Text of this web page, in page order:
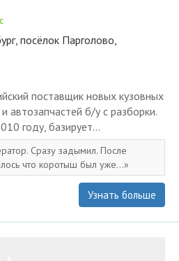
посёлок Парголово,
поставщик новых кузовных
автозапчастей б/у с разборки.
году, базирует...
Сразу задымил. После
что коротыш был уже...
Узнать больше